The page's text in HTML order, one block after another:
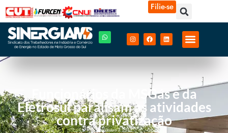
Filie-se
Funcionários da MSGás e da
Eletrosul paralisam as atividades
contra privatização
outubro 3, 2017